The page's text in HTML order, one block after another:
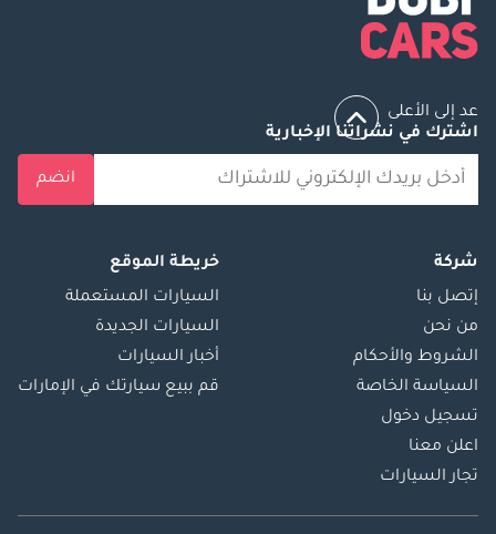
عد إلى الأعلى
اشترك في نشراتنا الإخبارية
انضم
شركة
إتصل بنا
من نحن
الشروط والأحكام
السياسة الخاصة
تسجيل دخول
اعلن معنا
تجار السيارات
خريطة الموقع
السيارات المستعملة
السيارات الجديدة
أخبار السيارات
قم ببيع سيارتك في الإمارات